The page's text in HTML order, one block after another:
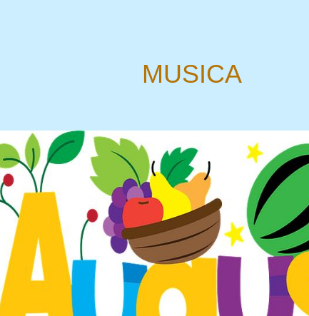
MUSICA